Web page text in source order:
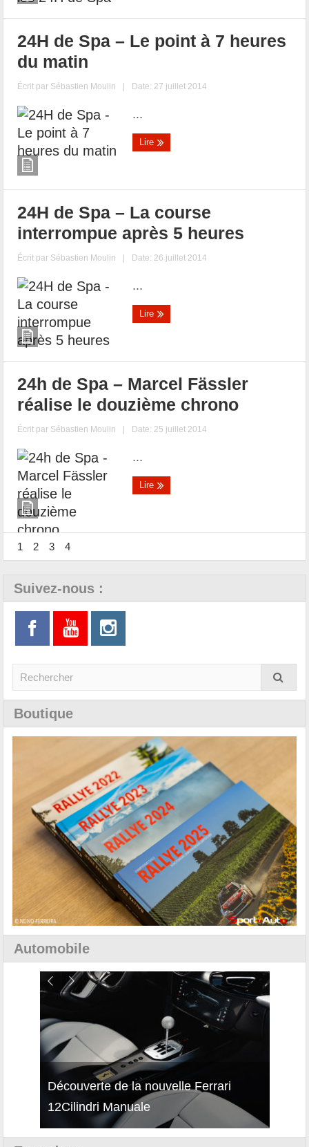
24H de Spa – Le point à 7 heures
du matin
Écrit par Sébastien Moulin | Date: 27 juillet 2014
...
Lire
24H de Spa – La course
interrompue après 5 heures
Écrit par Sébastien Moulin | Date: 26 juillet 2014
...
Lire
24h de Spa – Marcel Fässler
réalise le douzième chrono
Écrit par Sébastien Moulin | Date: 25 juillet 2014
...
Lire
1 2 3 4
Suivez-nous :
Boutique
Automobile
Découverte de la nouvelle Ferrari
12Cilindri Manuale